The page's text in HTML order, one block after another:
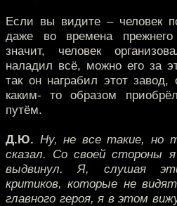
Если вы видите – человек
даже во времена
значит, человек
наладил всё, можно его за
так он награбил этот
каким- то образом
путём.
Д.Ю. Ну, не все такие, но
сказал. Со своей стороны
выдвинул. Я, слушая
критиков, которые не
главного героя, я в этом